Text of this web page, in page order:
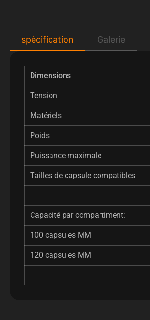
spécification Galerie
Dimensions
Tension
Matériels
Poids
Puissance maximale
Tailles de capsule compatibles
Capacité par compartiment:
100 capsules MM
120 capsules MM